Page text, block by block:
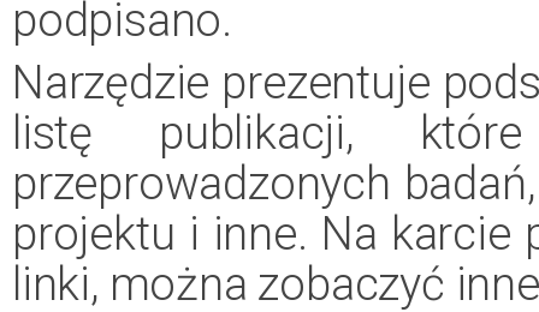
podpisano.
Narzędzie prezentuje
listę publikacji,
przeprowadzonych
projektu i inne. Na karcie
linki, można zobaczyć